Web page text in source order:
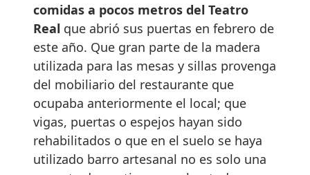
comidas a pocos metros del Teatro
Real que abrió sus puertas en febrero de
este año. Que gran parte de la madera
utilizada para las mesas y sillas provenga
del mobiliario del restaurante que
ocupaba anteriormente el local; que
vigas, puertas o espejos hayan sido
rehabilitados o que en el suelo se haya
utilizado barro artesanal no es solo una